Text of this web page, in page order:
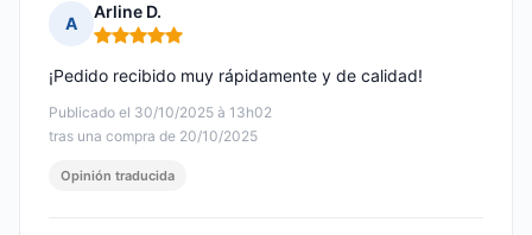
A
Arline D.
Nota: 5 de 5
Publicado el 30/10/2025 à 13h02
tras una compra de 20/10/2025
¡Pedido recibido muy rápidamente y de calidad!
Opinión traducida